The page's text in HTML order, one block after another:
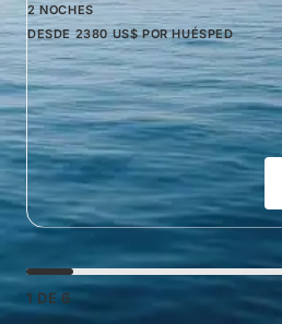
2 NOCHES
DESDE 2380 US$ POR HUÉSPED
1 DE 6